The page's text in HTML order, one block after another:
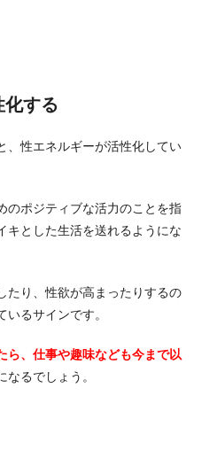
化する
、性エネルギーが活性化してい
のポジティブな活力のことを指
キとした生活を送れるようにな
たり、性欲が高まったりするの
るサインです。
ら、仕事や趣味なども今まで以
なるでしょう。